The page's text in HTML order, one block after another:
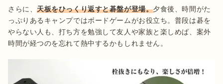
さらに、天板をひっくり返すと碁盤が登場。夕食後、時間がた
っぷりあるキャンプではボードゲームがお役立ち。普段は碁を
やらない人も、打ち方を勉強して友人や家族と楽しめば、案外
時間が経つのを忘れて熱中するかもしれません。